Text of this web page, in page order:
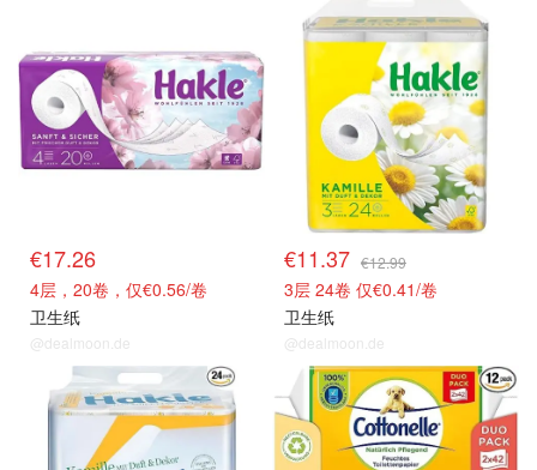
€17.26
4层，20卷，仅€0.56/卷
卫生纸
@dealmoon.de
€11.37 €12.99
3层 24卷 仅€0.41/卷
卫生纸
@dealmoon.de